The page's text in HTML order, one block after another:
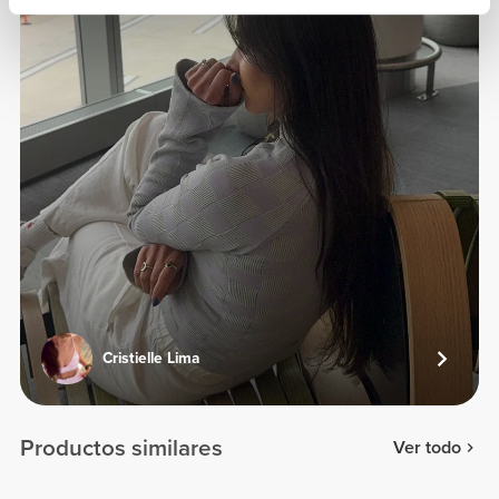
Cristielle Lima
Productos similares Ver todo